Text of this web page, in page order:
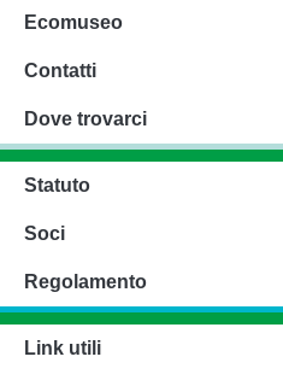
Ecomuseo
Contatti
Dove trovarci
Statuto
Soci
Regolamento
Link utili